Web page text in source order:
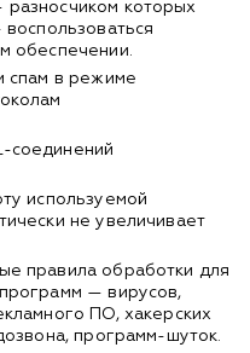
которых
обеспечении.
спам в режиме
соединений
используемой
не увеличивает
правила обработки для
— вирусов,
ПО, хакерских
программ-шуток.